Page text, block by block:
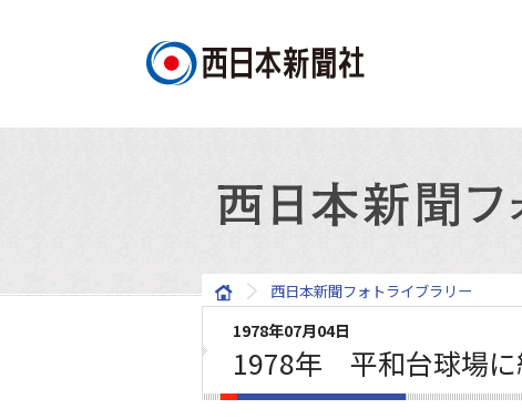
西日本新聞フォトライブラリー
1978年07月04日
1978年 平和台球場に